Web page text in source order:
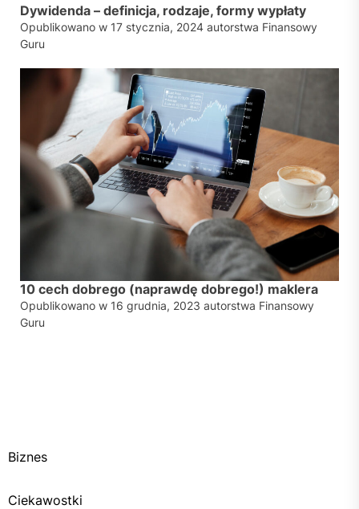
Dywidenda – definicja, rodzaje, formy wypłaty
Opublikowano w 17 stycznia, 2024 autorstwa Finansowy
Guru
10 cech dobrego (naprawdę dobrego!) maklera
Opublikowano w 16 grudnia, 2023 autorstwa Finansowy
Guru
Biznes
Ciekawostki